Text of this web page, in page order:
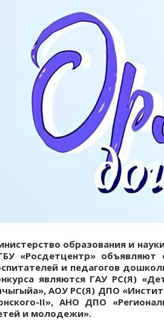
образования и
«Росдетцентр» объявляют
и педагогов
являются ГАУ РС(Я)
АОУ РС(Я) ДПО
II», АНО ДПО
и молодежи».